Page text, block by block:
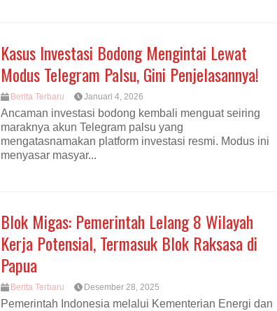
Kasus Investasi Bodong Mengintai Lewat
Modus Telegram Palsu, Gini Penjelasannya!
Berita Terbaru Januari 4, 2026
Ancaman investasi bodong kembali menguat seiring
maraknya akun Telegram palsu yang
mengatasnamakan platform investasi resmi. Modus ini
menyasar masyar...
Blok Migas: Pemerintah Lelang 8 Wilayah
Kerja Potensial, Termasuk Blok Raksasa di
Papua
Berita Terbaru Desember 28, 2025
Pemerintah Indonesia melalui Kementerian Energi dan